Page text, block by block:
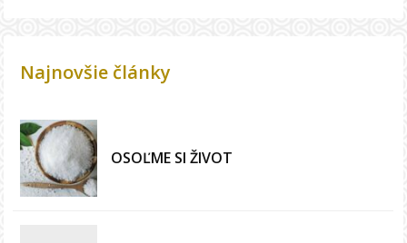
Najnovšie články
OSOĽME SI ŽIVOT